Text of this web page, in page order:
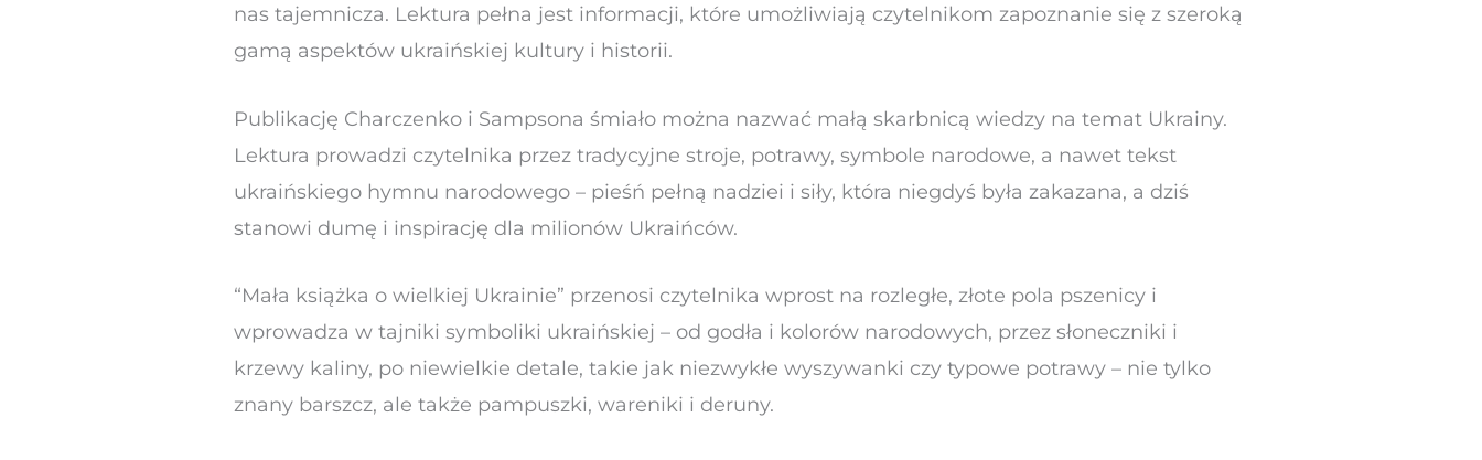
nas tajemnicza. Lektura pełna jest informacji, które umożliwiają czytelnikom zapoznanie się z szeroką
gamą aspektów ukraińskiej kultury i historii.
Publikację Charczenko i Sampsona śmiało można nazwać małą skarbnicą wiedzy na temat Ukrainy.
Lektura prowadzi czytelnika przez tradycyjne stroje, potrawy, symbole narodowe, a nawet tekst
ukraińskiego hymnu narodowego – pieśń pełną nadziei i siły, która niegdyś była zakazana, a dziś
stanowi dumę i inspirację dla milionów Ukraińców.
“Mała książka o wielkiej Ukrainie” przenosi czytelnika wprost na rozległe, złote pola pszenicy i
wprowadza w tajniki symboliki ukraińskiej – od godła i kolorów narodowych, przez słoneczniki i
krzewy kaliny, po niewielkie detale, takie jak niezwykłe wyszywanki czy typowe potrawy – nie tylko
znany barszcz, ale także pampuszki, wareniki i deruny.